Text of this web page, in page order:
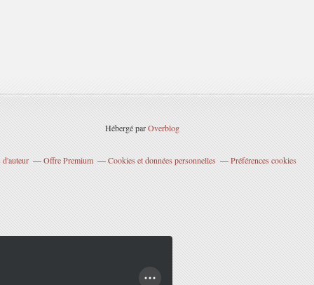
Hébergé parOverblog
d'auteur Offre Premium Cookies et données personnelles Préférences cookies